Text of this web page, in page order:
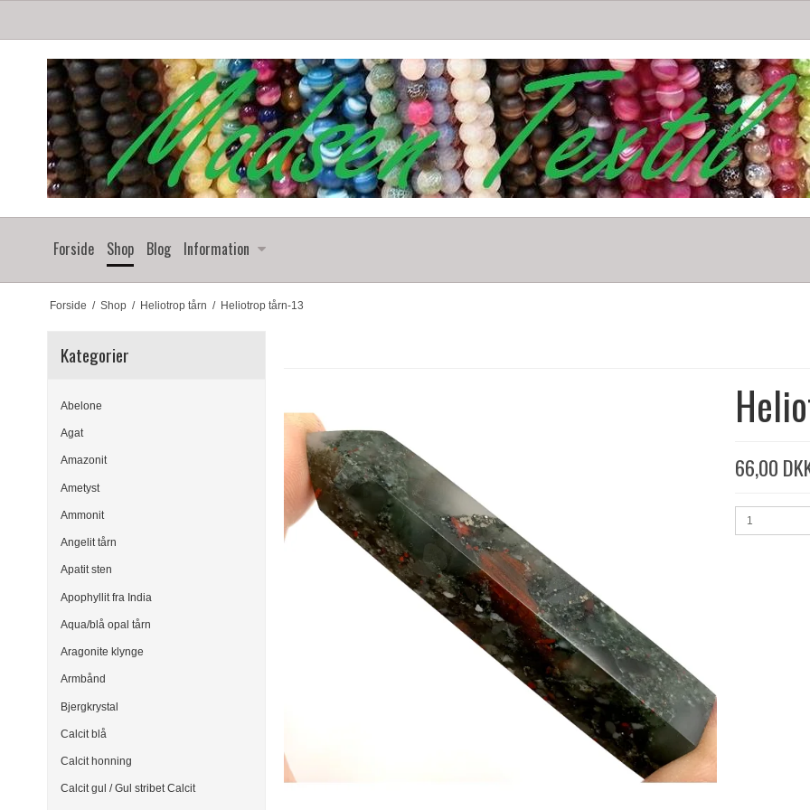
Forside Shop Blog Information
Forside / Shop / Heliotrop tårn / Heliotrop tårn-13
Kategorier
Abelone
Agat
Amazonit
Ametyst
Ammonit
Angelit tårn
Apatit sten
Apophyllit fra India
Aqua/blå opal tårn
Aragonite klynge
Armbånd
Bjergkrystal
Calcit blå
Calcit honning
Calcit gul / Gul stribet Calcit
66,00